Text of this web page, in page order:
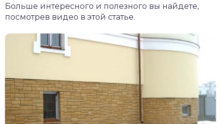
Больше интересного и полезного вы найдете,
посмотрев видео в этой статье.